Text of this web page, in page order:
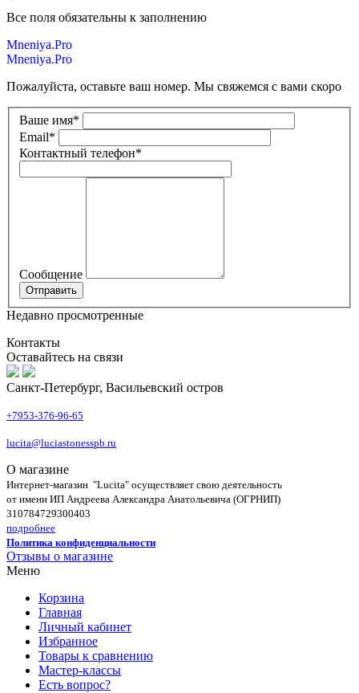
Все поля обязательны к заполнению
Mneniya.Pro
Mneniya.Pro
Пожалуйста, оставьте ваш номер. Мы свяжемся с вами скоро
Ваше имя*
Email*
Контактный телефон*
Сообщение
Недавно просмотренные
Контакты
Оставайтесь на связи
Санкт-Петербург, Васильевский остров
+7953-376-96-65
lucita@luciastonesspb.ru
О магазине
Интернет-магазин "Lucita" осуществляет свою деятельность
от имени ИП Андреева Александра Анатольевича (ОГРНИП)
310784729300403
подробнее
Политика конфиденциальности
Отзывы о магазине
Меню
Корзина
Главная
Личный кабинет
Избранное
Товары к сравнению
Мастер-классы
Есть вопрос?